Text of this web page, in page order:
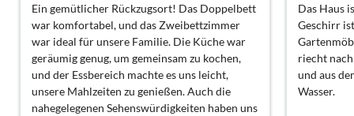
Ein gemütlicher Rückzugsort! Das Doppelbett
war komfortabel, und das Zweibettzimmer
war ideal für unsere Familie. Die Küche war
geräumig genug, um gemeinsam zu kochen,
und der Essbereich machte es uns leicht,
unsere Mahlzeiten zu genießen. Auch die
nahegelegenen Sehenswürdigkeiten haben uns
Das Haus
Geschirr
riecht
und aus
Wasser.